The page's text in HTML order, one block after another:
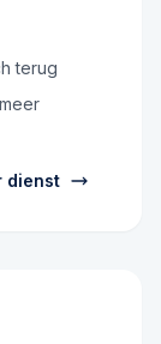
terug
dienst